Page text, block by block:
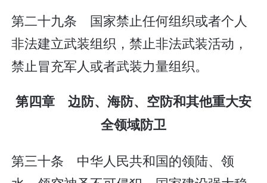
第二十九条 国家禁止任何组织或者个人
非法建立武装组织，禁止非法武装活动，
禁止冒充军人或者武装力量组织。
第四章 边防、海防、空防和其他重大安
全领域防卫
第三十条 中华人民共和国的领陆、领